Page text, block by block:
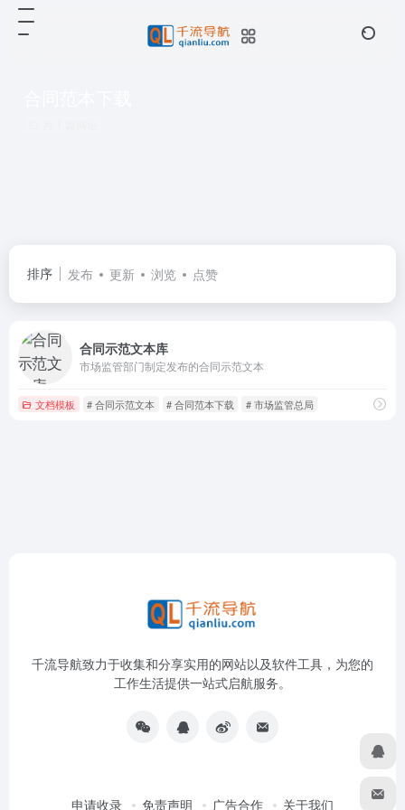
排序 发布 更新 浏览 点赞
合同示范文本库
市场监管部门制定发布的合同示范文本
文档模板 # 合同示范文本 # 合同范本下载 # 市场监管总局
千流导航致力于收集和分享实用的网站以及软件工具，为您的
工作生活提供一站式启航服务。
申请收录 免责声明 广告合作 关于我们